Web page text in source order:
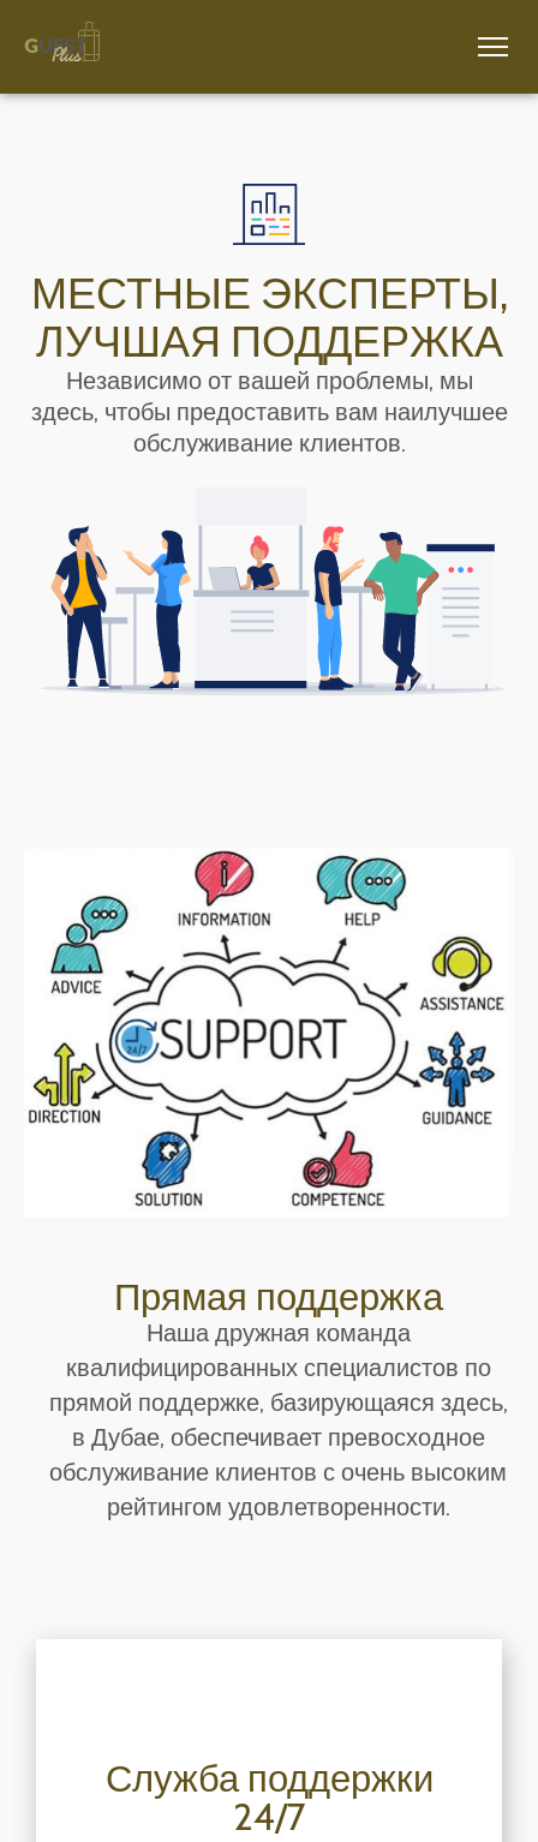
МЕСТНЫЕ ЭКСПЕРТЫ,
ЛУЧШАЯ ПОДДЕРЖКА
Независимо от вашей проблемы, мы
здесь, чтобы предоставить вам наилучшее
обслуживание клиентов.
Прямая поддержка
Наша дружная команда
квалифицированных специалистов по
прямой поддержке, базирующаяся здесь,
в Дубае, обеспечивает превосходное
обслуживание клиентов с очень высоким
рейтингом удовлетворенности.
Служба поддержки
24/7